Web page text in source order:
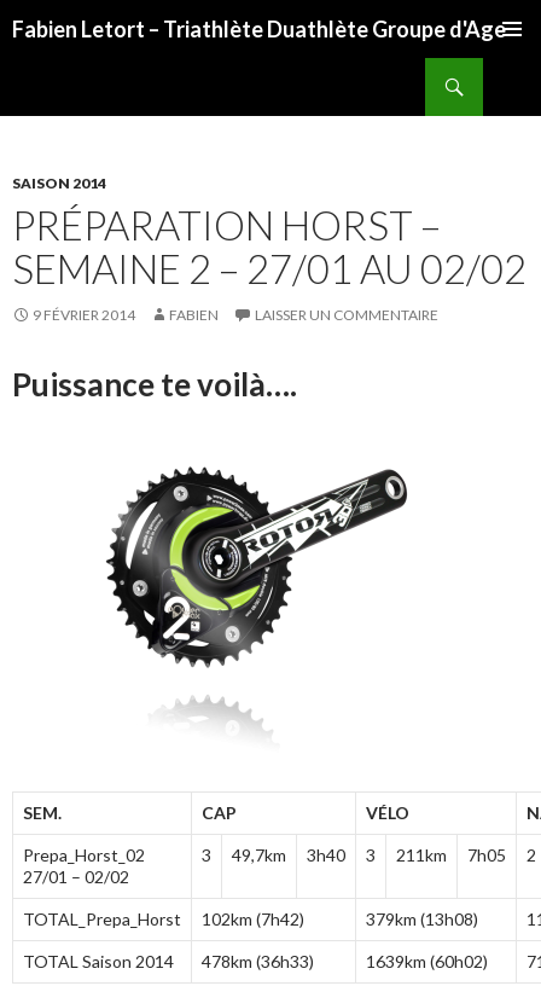
Fabien Letort – Triathlète Duathlète Groupe d'Age
SAISON 2014
PRÉPARATION HORST –
SEMAINE 2 – 27/01 AU 02/02
9 FÉVRIER 2014 FABIEN LAISSER UN COMMENTAIRE
Puissance te voilà….
SEM. CAP VÉLO
Prepa_Horst_02
27/01 – 02/02
3 49,7km 3h40 3 211km 7h05 2
TOTAL_Prepa_Horst 102km (7h42) 379km (13h08)
TOTAL Saison 2014 478km (36h33) 1639km (60h02)